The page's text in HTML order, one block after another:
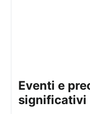
Eventi e precedenti più
significativi